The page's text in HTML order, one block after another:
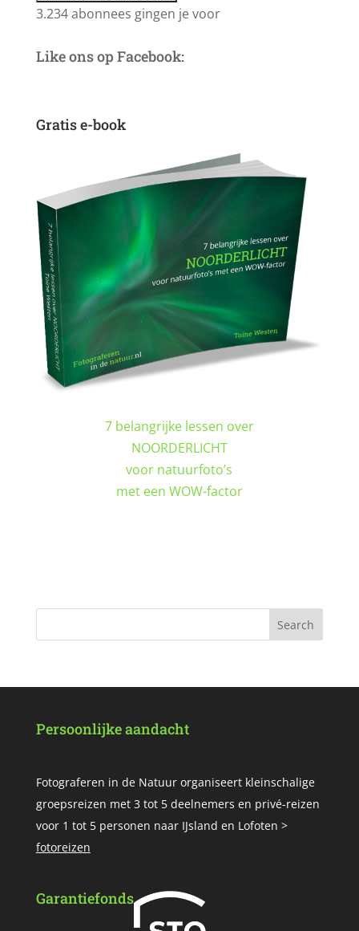
3.234 abonnees gingen je voor
Like ons op Facebook:
Gratis e-book
7 belangrijke lessen over
NOORDERLICHT
voor natuurfoto’s
met een WOW-factor
Persoonlijke aandacht
Fotograferen in de Natuur organiseert kleinschalige
groepsreizen met 3 tot 5 deelnemers en privé-reizen
voor 1 tot 5 personen naar IJsland en Lofoten >
fotoreizen
Garantiefonds